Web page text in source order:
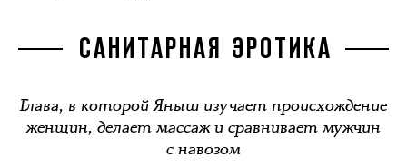
САНИТАРНАЯ ЭРОТИКА
Глава, в которой Яныш изучает происхождение
женщин, делает массаж и сравнивает мужчин
с навозом